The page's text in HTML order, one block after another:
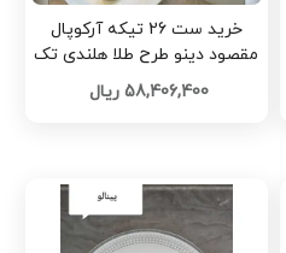
خرید ست 26 تیکه آرکوپال
مقصود دینو طرح طلا هلندی تک
و عمده کد L1138
58,406,400 ریال